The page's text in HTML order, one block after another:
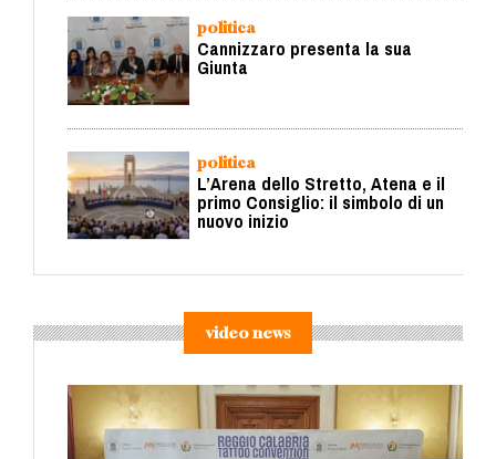
politica
Cannizzaro presenta la sua
Giunta
politica
L’Arena dello Stretto, Atena e il
primo Consiglio: il simbolo di un
nuovo inizio
video news